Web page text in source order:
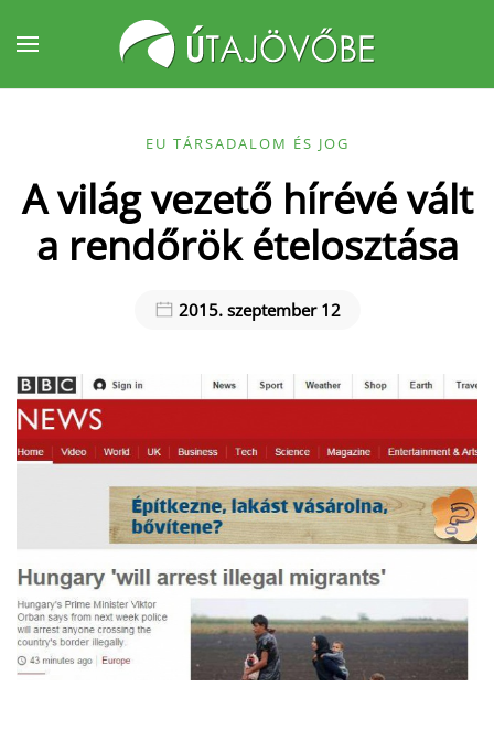
Fő tartalom átugrása
EU TÁRSADALOM ÉS JOG
A világ vezető hírévé vált
a rendőrök ételosztása
2015. szeptember 12